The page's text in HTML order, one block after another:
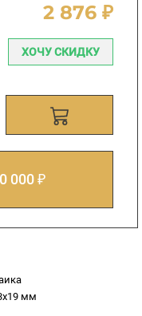
2 876 ₽
ХОЧУ СКИДКУ
000 ₽
мм